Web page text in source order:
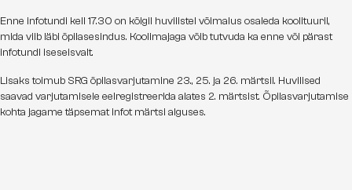
Enne infotundi kell 17.30 on kõigil huvilistel võimalus osaleda koolituuril,
mida viib läbi õpilasesindus. Koolimajaga võib tutvuda ka enne või pärast
infotundi iseseisvalt.
Lisaks toimub SRG õpilasvarjutamine 23., 25. ja 26. märtsil. Huvilised
saavad varjutamisele eelregistreerida alates 2. märtsist. Õpilasvarjutamise
kohta jagame täpsemat infot märtsi alguses.